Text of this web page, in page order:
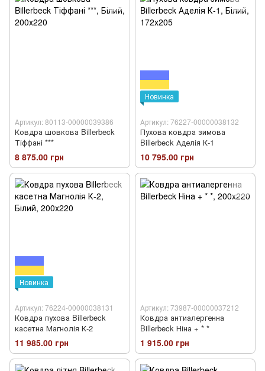
Артикул: 80113-00000039386
Ковдра шовкова Billerbeck
Тіффані ***
8 875.00 грн
Новинка
Артикул: 76227-00000038132
Пухова ковдра зимова
Billerbeck Аделія К-1
10 795.00 грн
Новинка
Артикул: 76224-00000038131
Ковдра пухова Billerbeck
касетна Магнолія К-2
11 985.00 грн
Артикул: 73987-00000037212
Ковдра антиалергенна
Billerbeck Ніна + * *
1 915.00 грн